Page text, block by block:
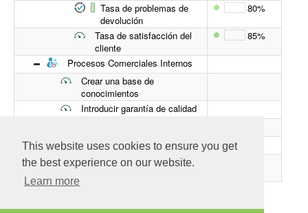
This website uses cookies to ensure you get
the best experience on our website.
Learn more
Tasa de problemas de
devolución
80%
Tasa de satisfacción del
cliente
85%
Procesos Comerciales Internos
Crear una base de
conocimientos
Introducir garantía de calidad
Conocer el perfil del cliente
Introducir evaluaciones